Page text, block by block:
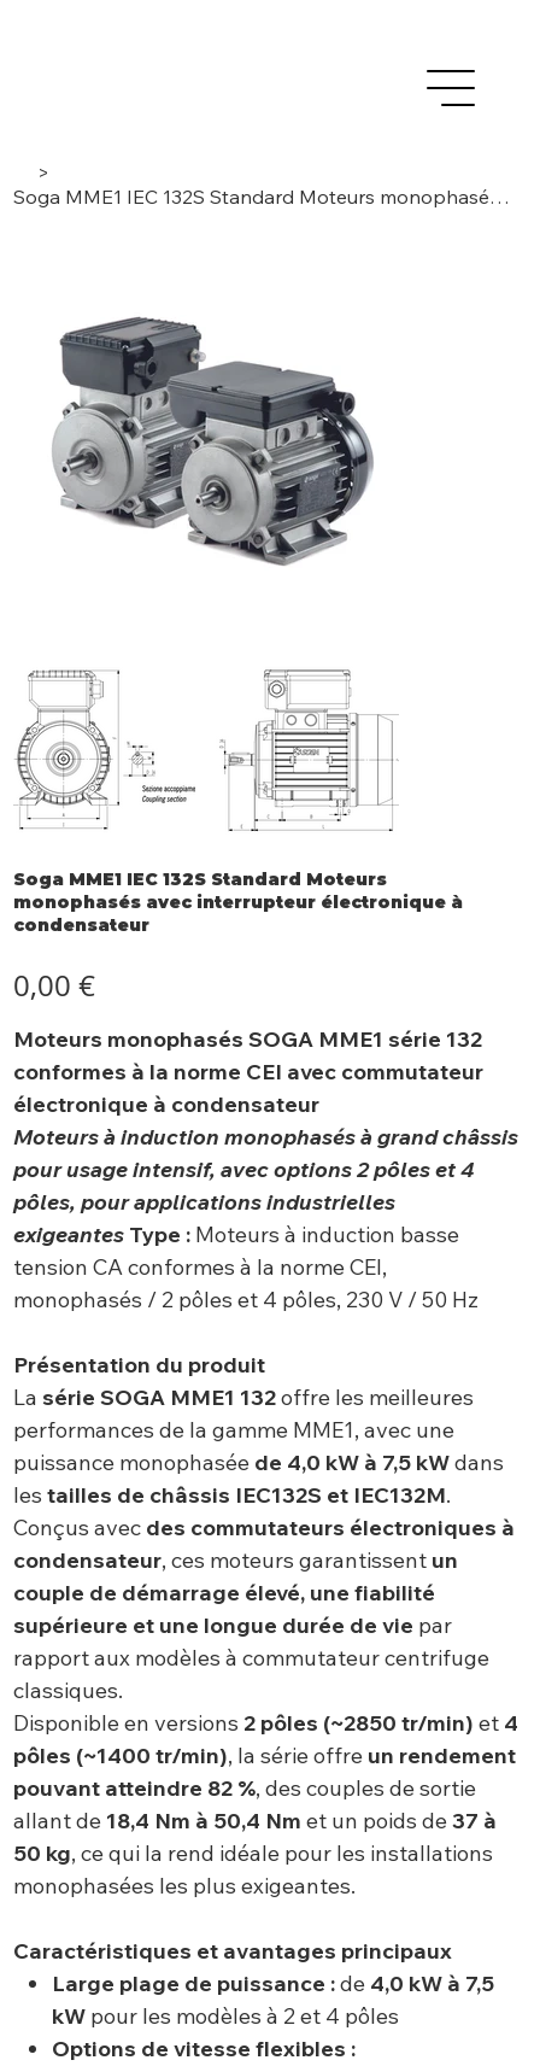
>
Soga MME1 IEC 132S Standard Moteurs monophasés avec interrupteur électronique à condensateur
Soga MME1 IEC 132S Standard Moteurs
monophasés avec interrupteur électronique à
condensateur
0,00 €
Moteurs monophasés SOGA MME1 série 132
conformes à la norme CEI avec commutateur
électronique à condensateur
Moteurs à induction monophasés à grand châssis
pour usage intensif, avec options 2 pôles et 4
pôles, pour applications industrielles
exigeantes Type :Moteurs à induction basse
tension CA conformes à la norme CEI,
monophasés / 2 pôles et 4 pôles, 230 V / 50 Hz
Présentation du produit
La série SOGA MME1 132offre les meilleures
performances de la gamme MME1, avec une
puissance monophasée de 4,0 kW à 7,5 kWdans
les tailles de châssis IEC132S et IEC132M.
Conçus avec des commutateurs électroniques à
condensateur, ces moteurs garantissent un
couple de démarrage élevé, une fiabilité
supérieure et une longue durée de vie par
rapport aux modèles à commutateur centrifuge
classiques.
Disponible en versions 2 pôles (~2850 tr/min) et 4
pôles (~1400 tr/min), la série offre un rendement
pouvant atteindre 82 %, des couples de sortie
allant de 18,4 Nm à 50,4 Nm et un poids de37 à
50 kg, ce qui la rend idéale pour les installations
monophasées les plus exigeantes.
Caractéristiques et avantages principaux
Large plage de puissance :de 4,0 kW à 7,5
kW pour les modèles à 2 et 4 pôles
Options de vitesse flexibles :